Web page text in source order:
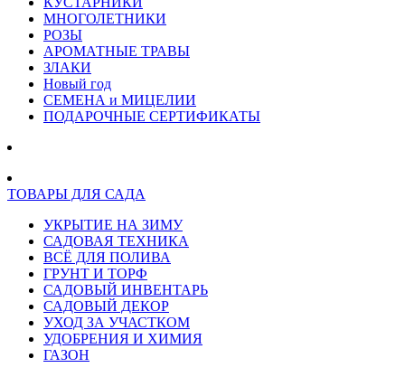
МНОГОЛЕТНИКИ
РОЗЫ
АРОМАТНЫЕ ТРАВЫ
ЗЛАКИ
Новый год
СЕМЕНА и МИЦЕЛИИ
ПОДАРОЧНЫЕ СЕРТИФИКАТЫ
ТОВАРЫ ДЛЯ САДА
УКРЫТИЕ НА ЗИМУ
САДОВАЯ ТЕХНИКА
ВСЁ ДЛЯ ПОЛИВА
ГРУНТ И ТОРФ
САДОВЫЙ ИНВЕНТАРЬ
САДОВЫЙ ДЕКОР
УХОД ЗА УЧАСТКОМ
УДОБРЕНИЯ И ХИМИЯ
ГАЗОН